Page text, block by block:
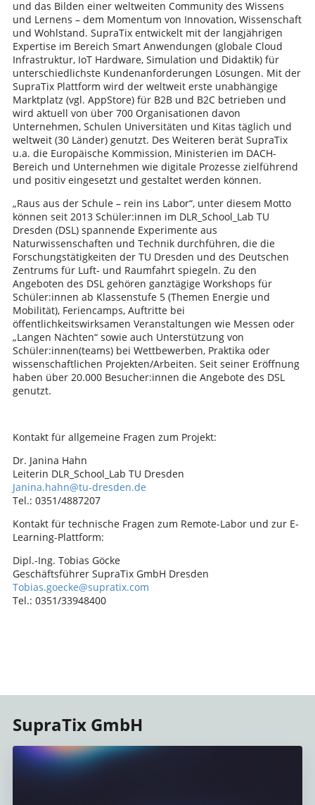
und das Bilden einer weltweiten Community des Wissens
und Lernens – dem Momentum von Innovation, Wissenschaft
und Wohlstand. SupraTix entwickelt mit der langjährigen
Expertise im Bereich Smart Anwendungen (globale Cloud
Infrastruktur, IoT Hardware, Simulation und Didaktik) für
unterschiedlichste Kundenanforderungen Lösungen. Mit der
SupraTix Plattform wird der weltweit erste unabhängige
Marktplatz (vgl. AppStore) für B2B und B2C betrieben und
wird aktuell von über 700 Organisationen davon
Unternehmen, Schulen Universitäten und Kitas täglich und
weltweit (30 Länder) genutzt. Des Weiteren berät SupraTix
u.a. die Europäische Kommission, Ministerien im DACH-
Bereich und Unternehmen wie digitale Prozesse zielführend
und positiv eingesetzt und gestaltet werden können.
„Raus aus der Schule – rein ins Labor“, unter diesem Motto
können seit 2013 Schüler:innen im DLR_School_Lab TU
Dresden (DSL) spannende Experimente aus
Naturwissenschaften und Technik durchführen, die die
Forschungstätigkeiten der TU Dresden und des Deutschen
Zentrums für Luft- und Raumfahrt spiegeln. Zu den
Angeboten des DSL gehören ganztägige Workshops für
Schüler:innen ab Klassenstufe 5 (Themen Energie und
Mobilität), Feriencamps, Auftritte bei
öffentlichkeitswirksamen Veranstaltungen wie Messen oder
„Langen Nächten“ sowie auch Unterstützung von
Schüler:innen(teams) bei Wettbewerben, Praktika oder
wissenschaftlichen Projekten/Arbeiten. Seit seiner Eröffnung
haben über 20.000 Besucher:innen die Angebote des DSL
genutzt.
Kontakt für allgemeine Fragen zum Projekt:
Dr. Janina Hahn
Leiterin DLR_School_Lab TU Dresden
Janina.hahn@tu-dresden.de
Tel.: 0351/4887207
Kontakt für technische Fragen zum Remote-Labor und zur E-
Learning-Plattform:
Dipl.-Ing. Tobias Göcke
Geschäftsführer SupraTix GmbH Dresden
Tobias.goecke@supratix.com
Tel.: 0351/33948400
SupraTix GmbH